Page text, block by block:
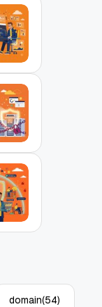
domain(54)